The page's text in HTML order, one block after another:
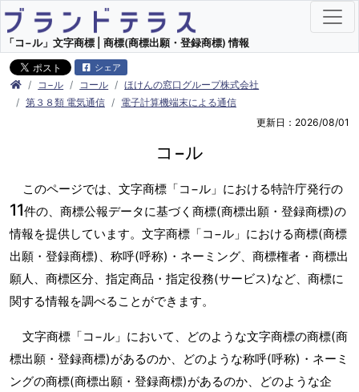
「コ−ル」文字商標 | 商標(商標出願・登録商標) 情報
シェア
コ−ル コール
ほけんの窓口グループ株式会社
第３８類 電気通信
電子計算機端末による通信
更新日：2026/08/01
コ−ル
このページでは、文字商標「コ−ル」における特許庁発行の
11件の、商標公報データに基づく商標(商標出願・登録商標)の
情報を提供しています。文字商標「コ−ル」における商標(商標
出願・登録商標)、称呼(呼称)・ネーミング、商標権者・商標出
願人、商標区分、指定商品・指定役務(サービス)など、商標に
関する情報を調べることができます。
文字商標「コ−ル」において、どのような文字商標の商標(商
標出願・登録商標)があるのか、どのような称呼(呼称)・ネーミ
ングの商標(商標出願・登録商標)があるのか、どのような企